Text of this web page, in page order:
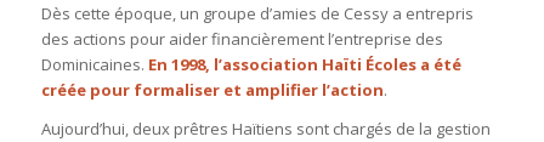
Dès cette époque, un groupe d’amies de Cessy a entrepris
des actions pour aider financièrement l’entreprise des
Dominicaines. En 1998, l’association Haïti Écolesa été
créée pour formaliser et amplifier l’action.
Aujourd’hui, deux prêtres Haïtiens sont chargés de la gestion